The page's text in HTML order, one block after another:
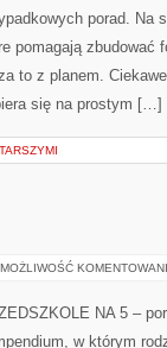
porad. Na
pomagają zbudować
to z planem.
się na prostym […]
MOŻLIWOŚĆ
NA 5 –
w którym